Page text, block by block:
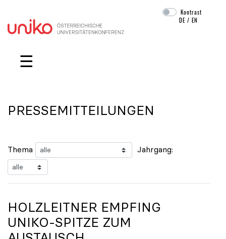
Navigation überspringen
Kontrast
DE /EN
☰
PRESSEMITTEILUNGEN
Thema Jahrgang:
HOLZLEITNER EMPFING
UNIKO-SPITZE ZUM